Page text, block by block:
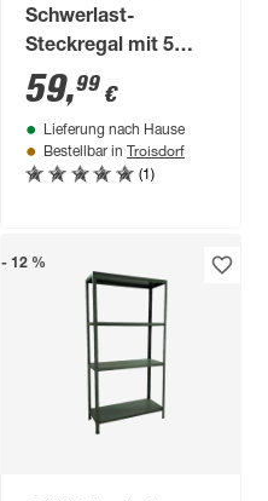
Schwerlast-
Steckregal mit 5
Böden à 150 kg
Traglast, schwarz
180 x 130 x 45 cm
59,99 €
Lieferung nach Hause
Bestellbar in Troisdorf
(1)
- 12 %